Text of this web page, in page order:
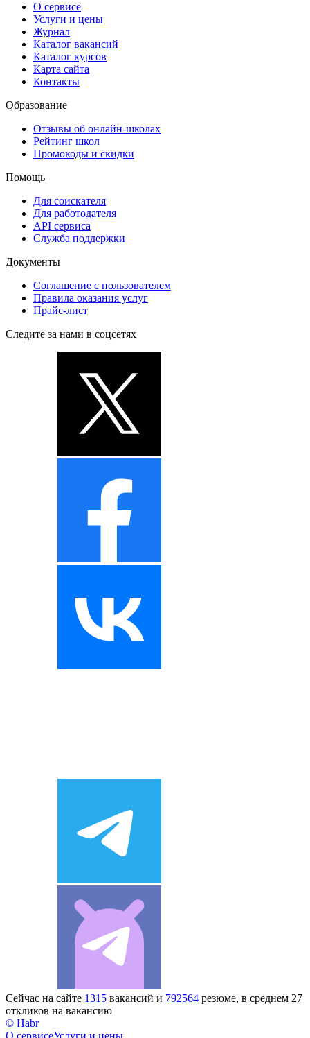
О сервисе
Услуги и цены
Журнал
Каталог вакансий
Каталог курсов
Карта сайта
Контакты
Образование
Отзывы об онлайн-школах
Рейтинг школ
Промокоды и скидки
Помощь
Для соискателя
Для работодателя
API сервиса
Служба поддержки
Документы
Соглашение с пользователем
Правила оказания услуг
Прайс-лист
Следите за нами в соцсетях
Сейчас на сайте 1315 вакансий и 792564 резюме, в среднем 27
откликов на вакансию
© Habr